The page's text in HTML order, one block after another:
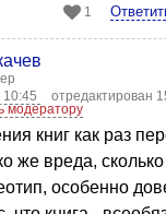
1
10:45
отредактирован
модератору
книг как раз
же вреда,
особенно